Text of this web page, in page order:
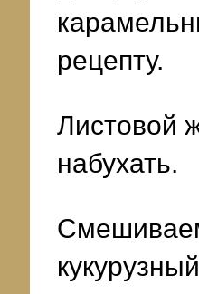
рецепту.
Листовой
набухать.